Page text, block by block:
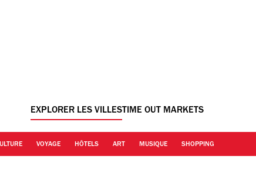
EXPLORER LES VILLESTIME OUT MARKETS
VOYAGE HÔTELS ART MUSIQUE SHOPPING